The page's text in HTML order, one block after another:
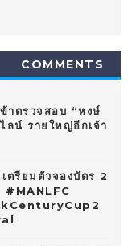
COMMENTS
าตรวจสอบ “หงษ์
ลน์ รายใหญ่อีกเจ้า
ตรียมตัวจองบัตร 2
#MANLFC